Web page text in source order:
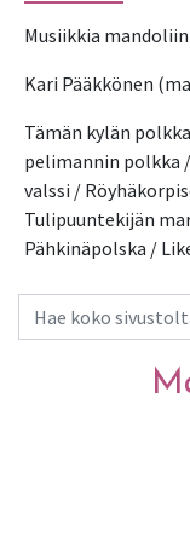
Musiikkia
Kari Pääkkönen
Tämän kylän
pelimannin polkka
valssi /
Tulipuuntekijän
Pähkinäpolska /
Haku